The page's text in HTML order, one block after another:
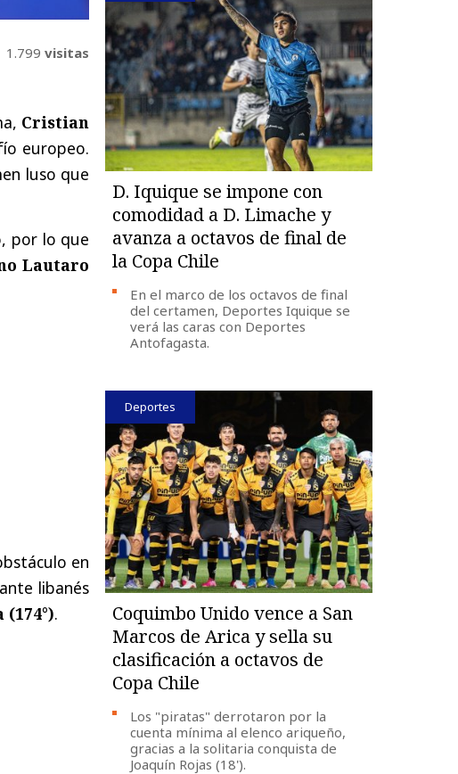
1.799 visitas
Cristian
europeo.
luso que
por lo que
Lautaro
en
libanés
.
D. Iquique se impone con
comodidad a D. Limache y
avanza a octavos de final de
la Copa Chile
En el marco de los octavos de final
del certamen, Deportes Iquique se
verá las caras con Deportes
Antofagasta.
Deportes
Coquimbo Unido vence a San
Marcos de Arica y sella su
clasificación a octavos de
Copa Chile
Los "piratas" derrotaron por la
cuenta mínima al elenco ariqueño,
gracias a la solitaria conquista de
Joaquín Rojas (18').